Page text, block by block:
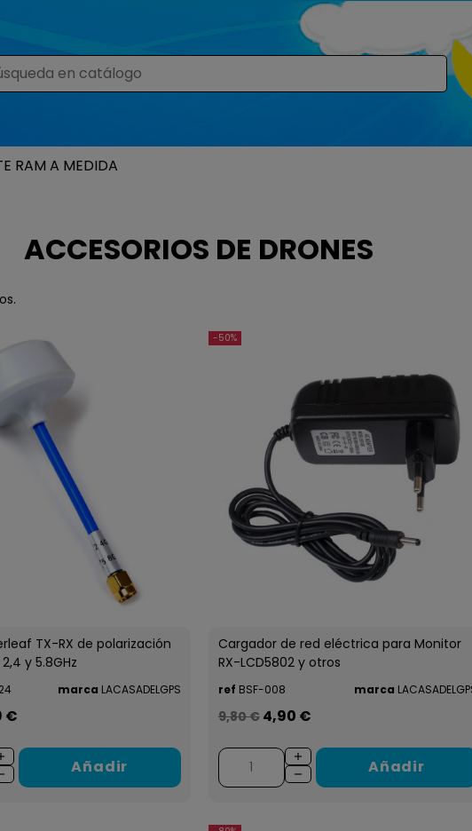
RAM A MEDIDA
ACCESORIOS DE DRONES
TX-RX de polarización
y 5.8GHz
marca LACASADELGPS
€
Añadir
-50%
Cargador de red eléctrica para Monitor
RX-LCD5802 y otros
ref BSF-008 marca
9,80 € 4,90 €
Añadir